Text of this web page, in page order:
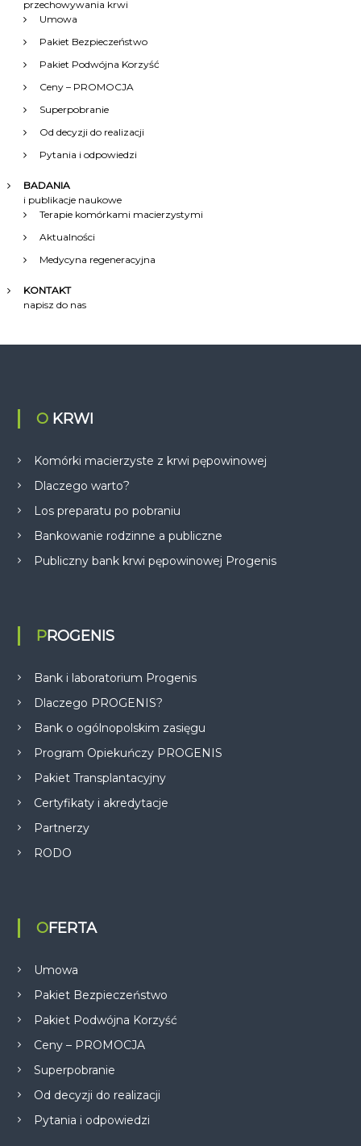
przechowywania krwi
Umowa
Pakiet Bezpieczeństwo
Pakiet Podwójna Korzyść
Ceny – PROMOCJA
Superpobranie
Od decyzji do realizacji
Pytania i odpowiedzi
BADANIA
i publikacje naukowe
Terapie komórkami macierzystymi
Aktualności
Medycyna regeneracyjna
KONTAKT
napisz do nas
O KRWI
Komórki macierzyste z krwi pępowinowej
Dlaczego warto?
Los preparatu po pobraniu
Bankowanie rodzinne a publiczne
Publiczny bank krwi pępowinowej Progenis
PROGENIS
Bank i laboratorium Progenis
Dlaczego PROGENIS?
Bank o ogólnopolskim zasięgu
Program Opiekuńczy PROGENIS
Pakiet Transplantacyjny
Certyfikaty i akredytacje
Partnerzy
RODO
OFERTA
Umowa
Pakiet Bezpieczeństwo
Pakiet Podwójna Korzyść
Ceny – PROMOCJA
Superpobranie
Od decyzji do realizacji
Pytania i odpowiedzi